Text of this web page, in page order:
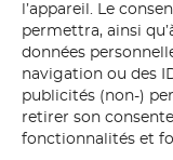
l’appareil. Le
permettra, ainsi
données
navigation ou des
publicités (non-)
retirer son
fonctionnalités et